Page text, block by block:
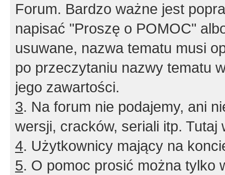
Forum. Bardzo ważne jest
napisać "Proszę o POMOC"
usuwane, nazwa tematu musi
po przeczytaniu nazwy tematu
jego zawartości.
3. Na forum nie podajemy, ani
wersji, cracków, seriali itp. Tutaj
4. Użytkownicy mający na
5. O pomoc prosić można tylko